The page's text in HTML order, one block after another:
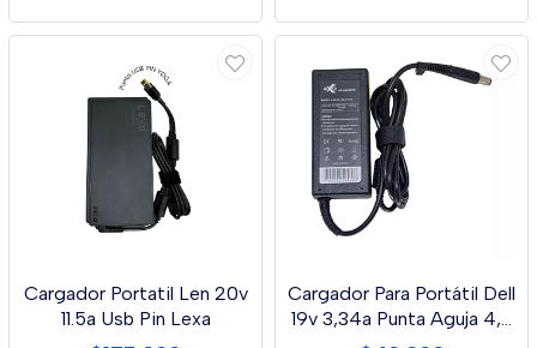
Cargador Portatil Len 20v
11.5a Usb Pin Lexa
Cargador Para Portátil Dell
19v 3,34a Punta Aguja 4,5